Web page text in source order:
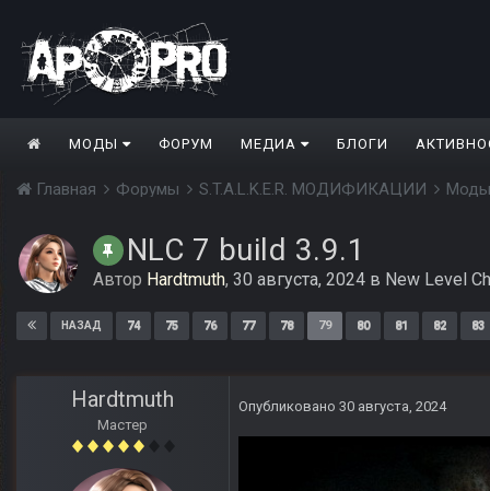
МОДЫ ФОРУМ МЕДИА БЛОГИ
Главная Форумы S.T.A.L.K.E.R. МОДИФИКАЦИИ
NLC 7 build 3.9.1
Автор Hardtmuth, 30 августа, 2024 в New Level
НАЗАД 74 75 76 77 78 79 80 81 82 83
Hardtmuth
Мастер
Опубликовано 30 августа, 2024